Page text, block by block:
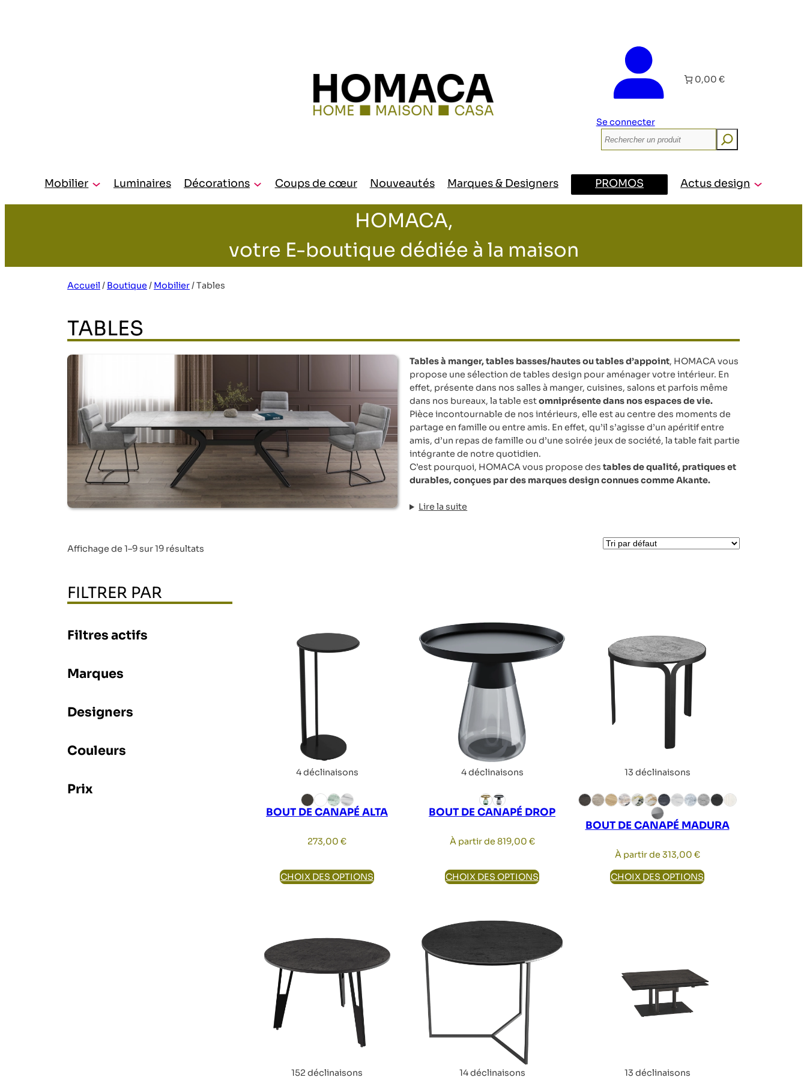
Se connecter
0,00 €
Mobilier Luminaires Décorations Coups de cœur Nouveautés Marques & Designers PROMOS Actus design
HOMACA,
votre E-boutique dédiée à la maison
Accueil / Boutique/ Mobilier/Tables
TABLES
Tables à manger, tables basses/hautes ou tables d’appoint, HOMACA vous
propose une sélection de tables design pour aménager votre intérieur. En
effet, présente dans nos salles à manger, cuisines, salons et parfois même
dans nos bureaux, la table estomniprésente dans nos espaces de vie.
Pièce incontournable de nos intérieurs, elle est au centre des moments de
partage en famille ou entre amis. En effet, qu’il s’agisse d’un apéritif entre
amis, d’un repas de famille ou d’une soirée jeux de société, la table fait partie
intégrante de notre quotidien.
C’est pourquoi, HOMACA vous propose des tables de qualité, pratiques et
durables, conçues par des marques design connues comme Akante.
Lire la suite
Affichage de 1–9 sur 19 résultats
FILTRER PAR
Filtres actifs
Marques
Designers
Couleurs
Prix
4 déclinaisons
BOUT DE CANAPÉ ALTA
273,00 €
CHOIX DES OPTIONS
4 déclinaisons
BOUT DE CANAPÉ DROP
À partir de819,00 €
CHOIX DES OPTIONS
13 déclinaisons
BOUT DE CANAPÉ MADURA
À partir de313,00 €
CHOIX DES OPTIONS
152 déclinaisons 14 déclinaisons 13 déclinaisons